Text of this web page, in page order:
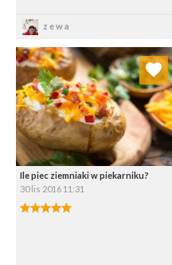
zewa
Ile piec ziemniaki w piekarniku?
30 lis 2016 11:31
5.00/5
Dodaj do ulubionych
Wybierz listę: